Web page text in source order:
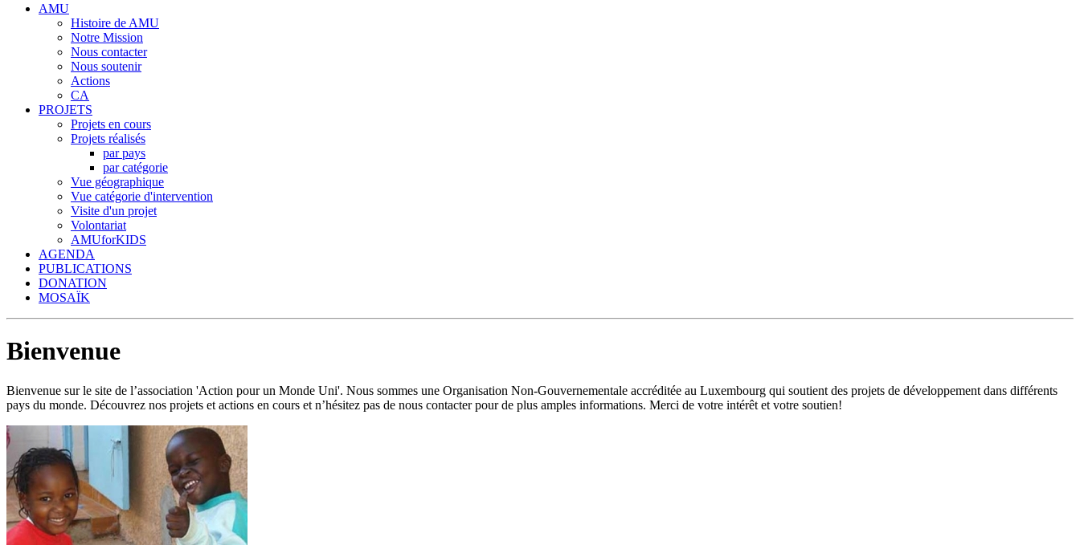
AMU
Histoire de AMU
Notre Mission
Nous contacter
Nous soutenir
Actions
CA
PROJETS
Projets en cours
Projets réalisés
par pays
par catégorie
Vue géographique
Vue catégorie d'intervention
Visite d'un projet
Volontariat
AMUforKIDS
AGENDA
PUBLICATIONS
DONATION
MOSAÏK
Bienvenue
Bienvenue sur le site de l’association 'Action pour un Monde Uni'. Nous sommes une Organisation Non-Gouvernementale accréditée au Luxembourg qui soutient des projets de développement dans différents
pays du monde. Découvrez nos projets et actions en cours et n’hésitez pas de nous contacter pour de plus amples informations. Merci de votre intérêt et votre soutien!